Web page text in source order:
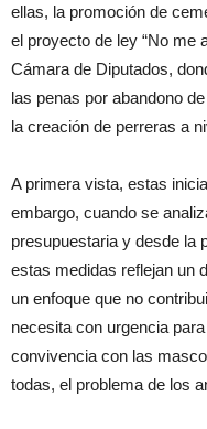
ellas, la promoción de
el proyecto de ley “No me
Cámara de Diputados,
las penas por abandono
la creación de perreras a
A primera vista, estas
embargo, cuando se
presupuestaria y desde la
estas medidas reflejan un
un enfoque que no
necesita con urgencia
convivencia con las
todas, el problema de los